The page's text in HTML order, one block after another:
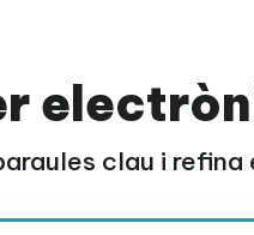
clau i